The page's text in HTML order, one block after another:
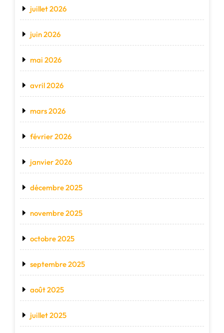
juillet 2026
juin 2026
mai 2026
avril 2026
mars 2026
février 2026
janvier 2026
décembre 2025
novembre 2025
octobre 2025
septembre 2025
août 2025
juillet 2025